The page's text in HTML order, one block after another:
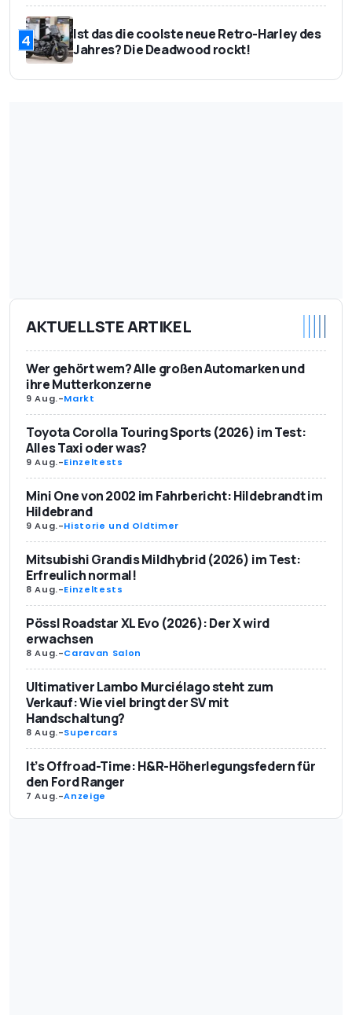
4
Ist das die coolste neue Retro-Harley des
Jahres? Die Deadwood rockt!
AKTUELLSTE ARTIKEL
Wer gehört wem? Alle großen Automarken und
ihre Mutterkonzerne
9 Aug.-Markt
Toyota Corolla Touring Sports (2026) im Test:
Alles Taxi oder was?
9 Aug.-Einzeltests
Mini One von 2002 im Fahrbericht: Hildebrandt im
Hildebrand
9 Aug.-Historie und Oldtimer
Mitsubishi Grandis Mildhybrid (2026) im Test:
Erfreulich normal!
8 Aug.-Einzeltests
Pössl Roadstar XL Evo (2026): Der X wird
erwachsen
8 Aug.-Caravan Salon
Ultimativer Lambo Murciélago steht zum
Verkauf: Wie viel bringt der SV mit
Handschaltung?
8 Aug.-Supercars
It’s Offroad-Time: H&R-Höherlegungsfedern für
den Ford Ranger
7 Aug.-Anzeige